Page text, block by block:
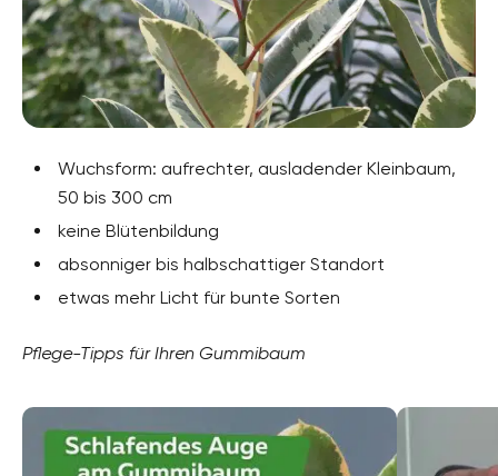
Wuchsform: aufrechter, ausladender Kleinbaum,
50 bis 300 cm
keine Blütenbildung
absonniger bis halbschattiger Standort
etwas mehr Licht für bunte Sorten
Pflege-Tipps für Ihren Gummibaum